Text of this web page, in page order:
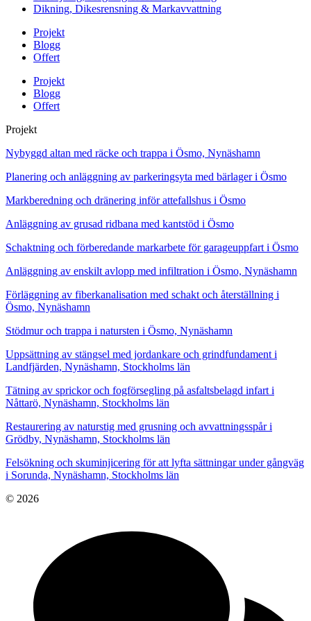
Dikning, Dikesrensning & Markavvattning
Projekt
Blogg
Offert
Projekt
Blogg
Offert
Projekt
Nybyggd altan med räcke och trappa i Ösmo, Nynäshamn
Planering och anläggning av parkeringsyta med bärlager i Ösmo
Markberedning och dränering inför attefallshus i Ösmo
Anläggning av grusad ridbana med kantstöd i Ösmo
Schaktning och förberedande markarbete för garageuppfart i Ösmo
Anläggning av enskilt avlopp med infiltration i Ösmo, Nynäshamn
Förläggning av fiberkanalisation med schakt och återställning i
Ösmo, Nynäshamn
Stödmur och trappa i natursten i Ösmo, Nynäshamn
Uppsättning av stängsel med jordankare och grindfundament i
Landfjärden, Nynäshamn, Stockholms län
Tätning av sprickor och fogförsegling på asfaltsbelagd infart i
Nåttarö, Nynäshamn, Stockholms län
Restaurering av naturstig med grusning och avvattningsspår i
Grödby, Nynäshamn, Stockholms län
Felsökning och skuminjicering för att lyfta sättningar under gångväg
i Sorunda, Nynäshamn, Stockholms län
© 2026